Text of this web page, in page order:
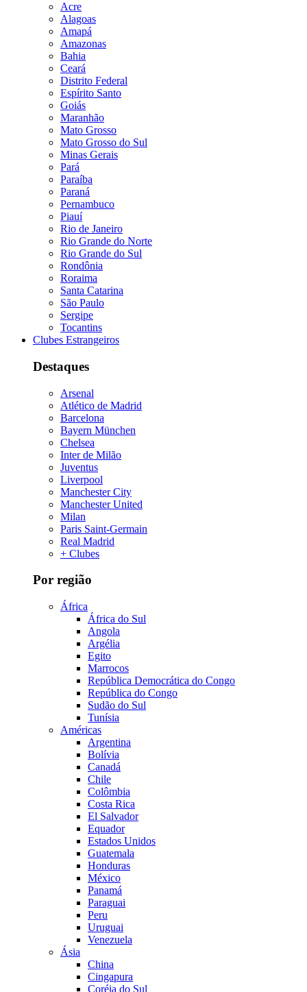
Acre
Alagoas
Amapá
Amazonas
Bahia
Ceará
Distrito Federal
Espírito Santo
Goiás
Maranhão
Mato Grosso
Mato Grosso do Sul
Minas Gerais
Pará
Paraíba
Paraná
Pernambuco
Piauí
Rio de Janeiro
Rio Grande do Norte
Rio Grande do Sul
Rondônia
Roraima
Santa Catarina
São Paulo
Sergipe
Tocantins
Clubes Estrangeiros
Destaques
Arsenal
Atlético de Madrid
Barcelona
Bayern München
Chelsea
Inter de Milão
Juventus
Liverpool
Manchester City
Manchester United
Milan
Paris Saint-Germain
Real Madrid
+ Clubes
Por região
África
África do Sul
Angola
Argélia
Egito
Marrocos
República Democrática do Congo
República do Congo
Sudão do Sul
Tunísia
Américas
Argentina
Bolívia
Canadá
Chile
Colômbia
Costa Rica
El Salvador
Equador
Estados Unidos
Guatemala
Honduras
México
Panamá
Paraguai
Peru
Uruguai
Venezuela
Ásia
China
Cingapura
Coréia do Sul